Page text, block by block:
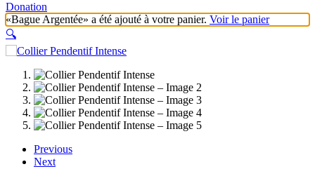
Donation
«Bague Argentée» a été ajouté à votre panier. Voir le panier
🔍
Previous
Next